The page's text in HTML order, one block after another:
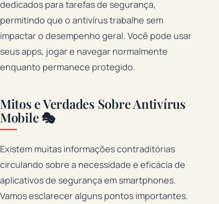
dedicados para tarefas de segurança,
permitindo que o antivírus trabalhe sem
impactar o desempenho geral. Você pode usar
seus apps, jogar e navegar normalmente
enquanto permanece protegido.
Mitos e Verdades Sobre Antivírus
Mobile 🎭
Existem muitas informações contraditórias
circulando sobre a necessidade e eficácia de
aplicativos de segurança em smartphones.
Vamos esclarecer alguns pontos importantes.